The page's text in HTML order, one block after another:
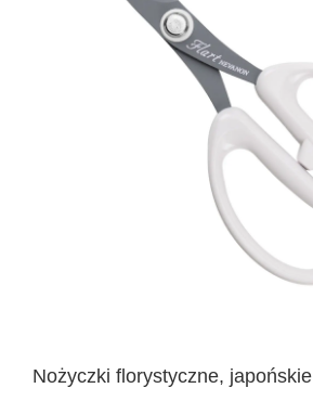
Nożyczki florystyczne, japońskie